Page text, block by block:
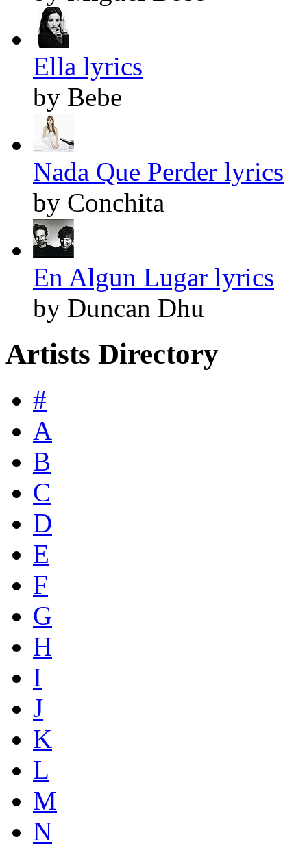
Ella lyrics
by Bebe
Nada Que Perder lyrics
by Conchita
En Algun Lugar lyrics
by Duncan Dhu
Artists Directory
#
A
B
C
D
E
F
G
H
I
J
K
L
M
N